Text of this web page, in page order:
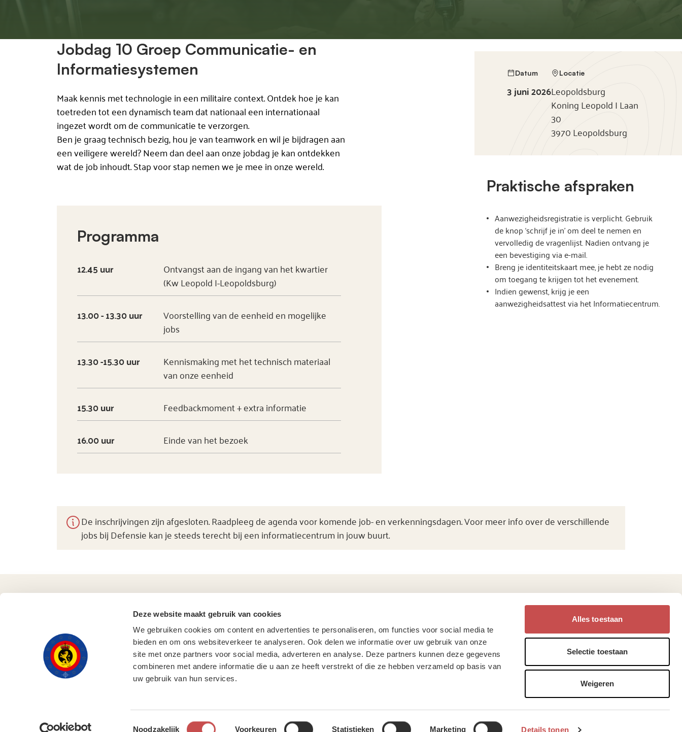
Deze website maakt gebruik van cookies
We gebruiken cookies om content en advertenties te personaliseren, om functies voor social media te
bieden en om ons websiteverkeer te analyseren. Ook delen we informatie over uw gebruik van onze
site met onze partners voor social media, adverteren en analyse. Deze partners kunnen deze gegevens
combineren met andere informatie die u aan ze heeft verstrekt of die ze hebben verzameld op basis van
uw gebruik van hun services.
Toestemmingsselectie
Noodzakelijk Voorkeuren Statistieken Marketing Details tonen
Alles toestaan
Selectie toestaan
Weigeren
Jobdag 10 Groep Communicatie- en
Informatiesystemen
Maak kennis met technologie in een militaire context. Ontdek hoe je kan
toetreden tot een dynamisch team dat nationaal een internationaal
ingezet wordt om de communicatie te verzorgen.
Ben je graag technisch bezig, hou je van teamwork en wil je bijdragen aan
een veiligere wereld? Neem dan deel aan onze jobdag je kan ontdekken
wat de job inhoudt. Stap voor stap nemen we je mee in onze wereld.
Datum
3 juni 2026
Locatie
Leopoldsburg
Koning Leopold I Laan
30
3970 Leopoldsburg
Praktische afspraken
Aanwezigheidsregistratie is verplicht. Gebruik
de knop ‘schrijf je in’ om deel te nemen en
vervolledig de vragenlijst. Nadien ontvang je
een bevestiging via e-mail.
Breng je identiteitskaart mee, je hebt ze nodig
om toegang te krijgen tot het evenement.
Indien gewenst, krijg je een
aanwezigheidsattest via het Informatiecentrum.
Programma
12.45 uur
Ontvangst aan de ingang van het kwartier
(Kw Leopold I-Leopoldsburg)
13.00 - 13.30 uur
Voorstelling van de eenheid en mogelijke
jobs
13.30 -15.30 uur
Kennismaking met het technisch materiaal
van onze eenheid
15.30 uur Feedbackmoment + extra informatie
16.00 uur Einde van het bezoek
De inschrijvingen zijn afgesloten. Raadpleeg de agenda voor komende job- en verkenningsdagen. Voor meer info over de verschillende
jobs bij Defensie kan je steeds terecht bij een informatiecentrum in jouw buurt.
Heb je vragen?
Veelgestelde vragen
Agenda
Vind ons op
Privacy•Cookies